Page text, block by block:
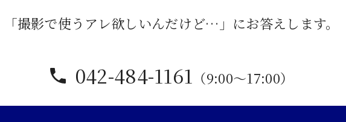
「撮影で使うアレ欲しいんだけど…」にお答えします。
042-484-1161 （9:00〜17:00）